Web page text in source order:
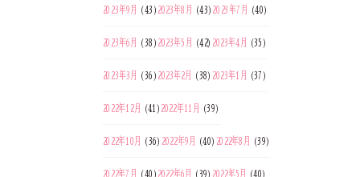
2023年9月 (43) 2023年8月 (43) 2023年7月 (40)
2023年6月 (38) 2023年5月 (42) 2023年4月 (35)
2023年3月 (36) 2023年2月 (38) 2023年1月 (37)
2022年12月 (41) 2022年11月 (39)
2022年10月 (36) 2022年9月 (40) 2022年8月 (39)
2022年7月 (40) 2022年6月 (39) 2022年5月 (40)